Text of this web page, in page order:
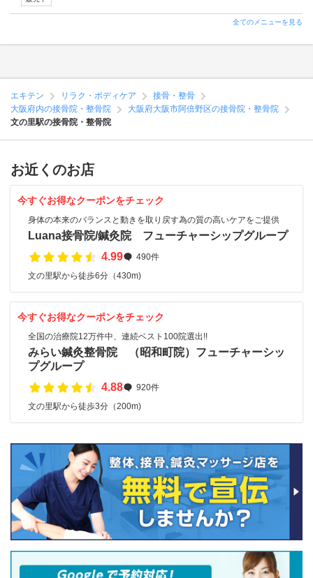
全てのメニューを見る
エキテン リラク・ボディケア
接骨・整骨
大阪府内の接骨院・整骨院
大阪府大阪市阿倍野区の接骨院・整骨院
文の里駅の接骨院・整骨院
お近くのお店
今すぐお得なクーポンをチェック
身体の本来のバランスと動きを取り戻す為の質の高いケアをご提供
Luana接骨院/鍼灸院 フューチャーシップグループ
4.99
490件
文の里駅から徒歩6分（430m)
今すぐお得なクーポンをチェック
全国の治療院12万件中、連続ベスト100院選出!!
みらい鍼灸整骨院 （昭和町院）フューチャーシッ
プグループ
4.88
920件
文の里駅から徒歩3分（200m)